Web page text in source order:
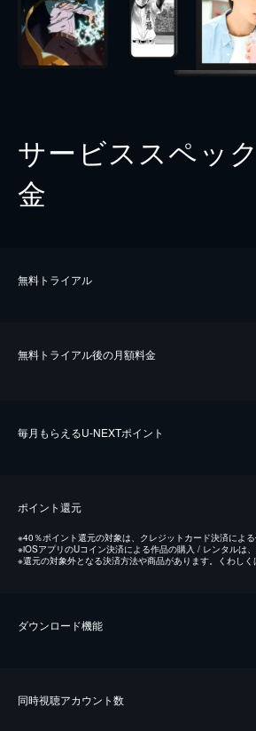
サービススペッ
金
無料トライアル
無料トライアル後の⽉額料金
毎⽉もらえるU-NEXTポイント
ポイント還元
※40％ポイント還元の対象は、クレジットカード決済による
※iOSアプリのUコイン決済による作品の購入 / レンタルは
※還元の対象外となる決済方法や商品があります。くわしく
ダウンロード機能
同時視聴アカウント数